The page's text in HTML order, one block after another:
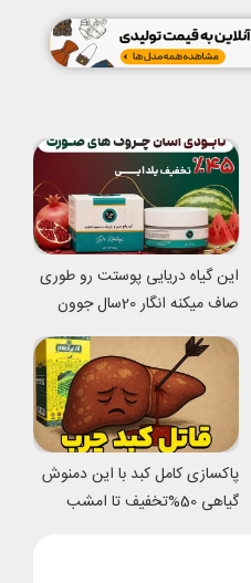
این گیاه دریایی پوستت رو طوری
صاف میکنه انگار 20سال جوون
شدی
پاکسازی کامل کبد با این دمنوش
گیاهی 50%تخفیف تا امشب